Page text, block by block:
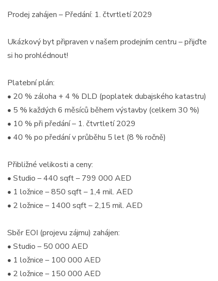
Prodej zahájen – Předání: 1. čtvrtletí 2029
Ukázkový byt připraven v našem prodejním centru – přijďte
si ho prohlédnout!
Platební plán:
• 20 % záloha + 4 % DLD (poplatek dubajského katastru)
• 5 % každých 6 měsíců během výstavby (celkem 30 %)
• 10 % při předání – 1. čtvrtletí 2029
• 40 % po předání v průběhu 5 let (8 % ročně)
Přibližné velikosti a ceny:
• Studio – 440 sqft – 799 000 AED
• 1 ložnice – 850 sqft – 1,4 mil. AED
• 2 ložnice – 1400 sqft – 2,15 mil. AED
Sběr EOI (projevu zájmu) zahájen:
• Studio – 50 000 AED
• 1 ložnice – 100 000 AED
• 2 ložnice – 150 000 AED